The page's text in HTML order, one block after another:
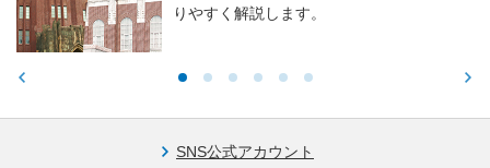
りやすく解説します。
SNS公式アカウント